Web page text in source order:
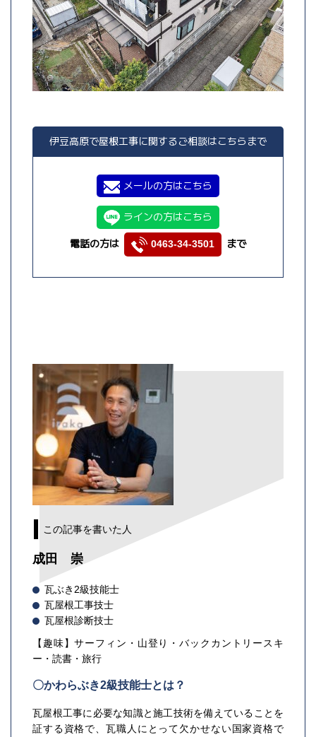
伊豆高原で屋根工事に関するご相談はこちらまで
メールの方はこちら
ラインの方はこちら
電話の方は 0463-34-3501 まで
この記事を書いた人
成田 崇
瓦ぶき2級技能士
瓦屋根工事技士
瓦屋根診断技士
【趣味】サーフィン・山登り・バックカントリースキ
ー・読書・旅行
〇かわらぶき2級技能士とは？
瓦屋根工事に必要な知識と施工技術を備えていることを
証する資格で、瓦職人にとって欠かせない国家資格で